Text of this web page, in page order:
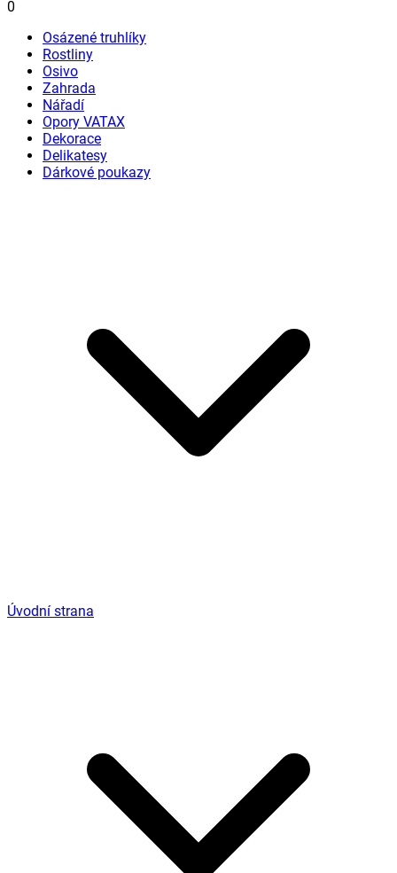
0
Osázené truhlíky
Rostliny
Osivo
Zahrada
Nářadí
Opory VATAX
Dekorace
Delikatesy
Dárkové poukazy
Úvodní strana